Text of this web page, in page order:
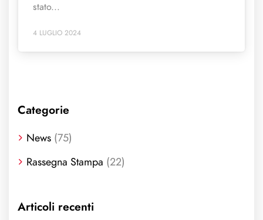
stato...
4 LUGLIO 2024
Categorie
News (75)
Rassegna Stampa (22)
Articoli recenti